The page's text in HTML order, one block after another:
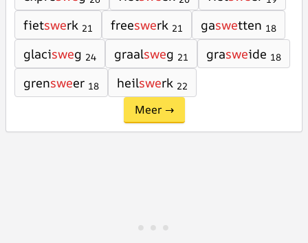
fietswerk 21 freeswerk 21 gaswetten 18
glacisweg 24 graalsweg 21 grasweide 18
grensweer 18 heilswerk 22
Meer →